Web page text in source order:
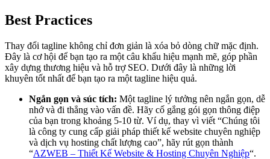
Best Practices
Thay đổi tagline không chỉ đơn giản là xóa bỏ dòng chữ mặc định.
Đây là cơ hội để bạn tạo ra một câu khẩu hiệu mạnh mẽ, góp phần
xây dựng thương hiệu và hỗ trợ SEO. Dưới đây là những lời
khuyên tốt nhất để bạn tạo ra một tagline hiệu quả.
Ngắn gọn và súc tích: Một tagline lý tưởng nên ngắn gọn, dễ
nhớ và đi thẳng vào vấn đề. Hãy cố gắng gói gọn thông điệp
của bạn trong khoảng 5-10 từ. Ví dụ, thay vì viết “Chúng tôi
là công ty cung cấp giải pháp thiết kế website chuyên nghiệp
và dịch vụ hosting chất lượng cao”, hãy rút gọn thành
“AZWEB – Thiết Kế Website & Hosting Chuyên Nghiệp“.